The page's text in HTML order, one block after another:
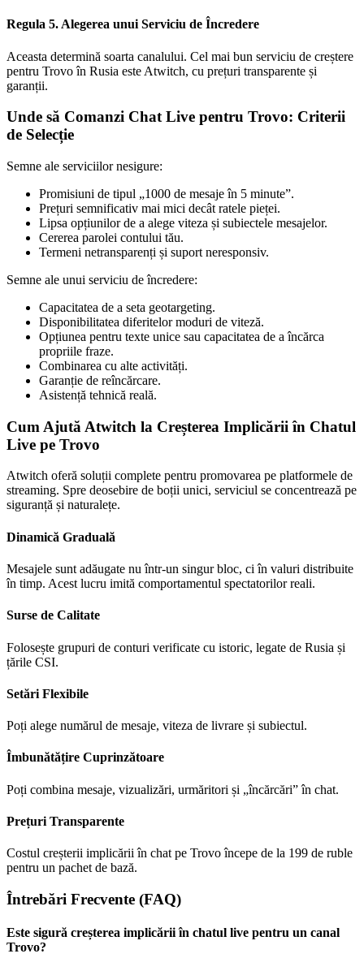
Regula 5. Alegerea unui Serviciu de Încredere
Aceasta determină soarta canalului. Cel mai bun serviciu de creștere
pentru Trovo în Rusia este Atwitch, cu prețuri transparente și
garanții.
Unde să Comanzi Chat Live pentru Trovo: Criterii
de Selecție
Semne ale serviciilor nesigure:
Promisiuni de tipul „1000 de mesaje în 5 minute”.
Prețuri semnificativ mai mici decât ratele pieței.
Lipsa opțiunilor de a alege viteza și subiectele mesajelor.
Cererea parolei contului tău.
Termeni netransparenți și suport neresponsiv.
Semne ale unui serviciu de încredere:
Capacitatea de a seta geotargeting.
Disponibilitatea diferitelor moduri de viteză.
Opțiunea pentru texte unice sau capacitatea de a încărca
propriile fraze.
Combinarea cu alte activități.
Garanție de reîncărcare.
Asistență tehnică reală.
Cum Ajută Atwitch la Creșterea Implicării în Chatul
Live pe Trovo
Atwitch oferă soluții complete pentru promovarea pe platformele de
streaming. Spre deosebire de boții unici, serviciul se concentrează pe
siguranță și naturalețe.
Dinamică Graduală
Mesajele sunt adăugate nu într-un singur bloc, ci în valuri distribuite
în timp. Acest lucru imită comportamentul spectatorilor reali.
Surse de Calitate
Folosește grupuri de conturi verificate cu istoric, legate de Rusia și
țările CSI.
Setări Flexibile
Poți alege numărul de mesaje, viteza de livrare și subiectul.
Îmbunătățire Cuprinzătoare
Poți combina mesaje, vizualizări, urmăritori și „încărcări” în chat.
Prețuri Transparente
Costul creșterii implicării în chat pe Trovo începe de la 199 de ruble
pentru un pachet de bază.
Întrebări Frecvente (FAQ)
Este sigură creșterea implicării în chatul live pentru un canal
Trovo?